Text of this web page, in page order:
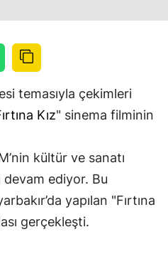
temasıyla çekimleri
Kız" sinema filminin
kültür ve sanatı
devam ediyor. Bu
yapılan "Fırtına
gerçekleşti.